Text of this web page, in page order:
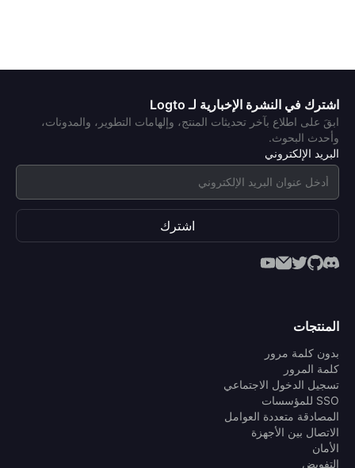
اشترك في النشرة الإخبارية لـ Logto
ابقَ على اطلاع بآخر تحديثات المنتج، وإلهامات التطوير، والمدونات،
وأحدث البحوث.
البريد الإلكتروني
اشترك
المنتجات
بدون كلمة مرور
كلمة المرور
تسجيل الدخول الاجتماعي
SSO للمؤسسات
المصادقة متعددة العوامل
الاتصال بين الأجهزة
الأمان
التفويض